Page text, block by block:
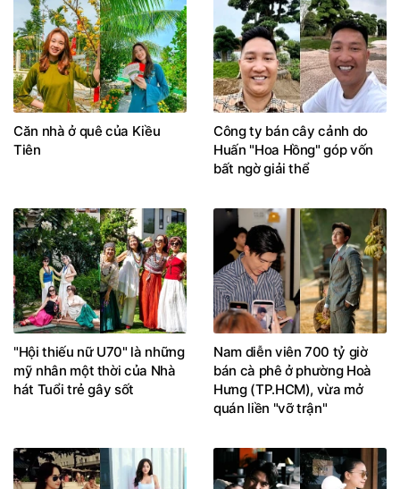
Căn nhà ở quê của Kiều
Tiên
Công ty bán cây cảnh do
Huấn "Hoa Hồng" góp vốn
bất ngờ giải thể
"Hội thiếu nữ U70" là những
mỹ nhân một thời của Nhà
hát Tuổi trẻ gây sốt
Nam diễn viên 700 tỷ giờ
bán cà phê ở phường Hoà
Hưng (TP.HCM), vừa mở
quán liền "vỡ trận"